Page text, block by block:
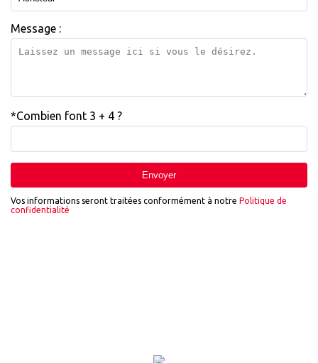
Message :
*Combien font 3 + 4 ?
Envoyer
Vos informations seront traitées conformément à notre Politique de
confidentialité